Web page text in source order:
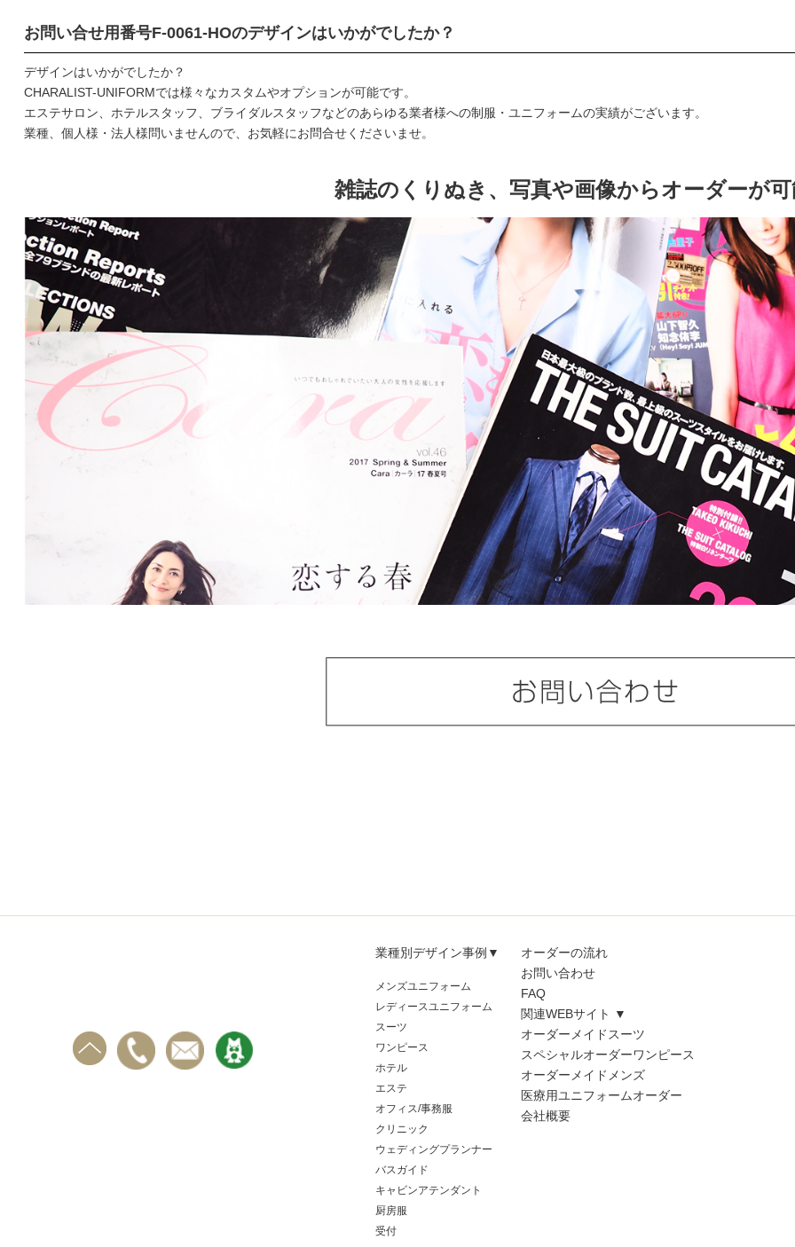
お問い合せ用番号F-0061-HOのデザインはいかがでしたか？
デザインはいかがでしたか？
CHARALIST-UNIFORMでは様々なカスタムやオプションが可能です。
エステサロン、ホテルスタッフ、ブライダルスタッフなどのあらゆる業者様への制服・ユニフォームの実績がございます。
業種、個人様・法人様問いませんので、お気軽にお問合せくださいませ。
雑誌のくりぬき、写真や画像からオーダーが
業種別デザイン事例▼
メンズユニフォーム
レディースユニフォーム
スーツ
ワンピース
ホテル
エステ
オフィス/事務服
クリニック
ウェディングプランナー
バスガイド
キャビンアテンダント
厨房服
受付
オーダーの流れ
お問い合わせ
FAQ
関連WEBサイト ▼
オーダーメイドスーツ
スペシャルオーダーワンピース
オーダーメイドメンズ
医療用ユニフォームオーダー
会社概要